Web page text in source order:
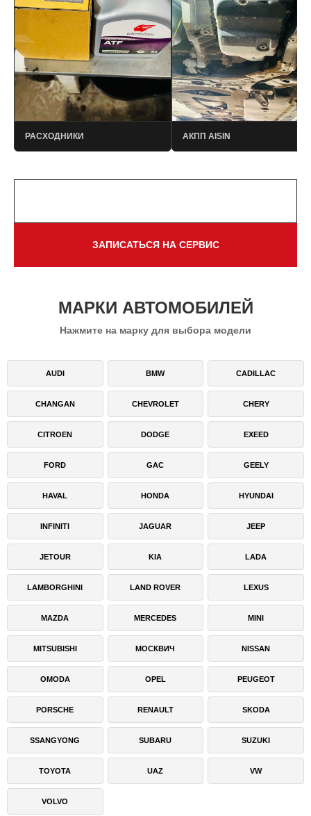
РАСХОДНИКИ АКПП AISIN
ЗАПИСАТЬСЯ НА СЕРВИС
МАРКИ АВТОМОБИЛЕЙ
Нажмите на марку для выбора модели
AUDI BMW CADILLAC
CHANGAN CHEVROLET CHERY
CITROEN DODGE EXEED
FORD GAC GEELY
HAVAL HONDA HYUNDAI
INFINITI JAGUAR JEEP
JETOUR KIA LADA
LAMBORGHINI LAND ROVER LEXUS
MAZDA MERCEDES MINI
MITSUBISHI МОСКВИЧ NISSAN
OMODA OPEL PEUGEOT
PORSCHE RENAULT SKODA
SSANGYONG SUBARU SUZUKI
TOYOTA UAZ VW
VOLVO